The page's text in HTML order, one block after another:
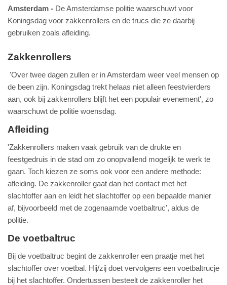
Amsterdam
De Amsterdamse politie waarschuwt voor
Koningsdag voor zakkenrollers en de trucs die ze daarbij
gebruiken zoals afleiding.
Zakkenrollers
'Over twee dagen zullen er in Amsterdam weer veel mensen op
de been zijn. Koningsdag trekt helaas niet alleen feestvierders
aan, ook bij zakkenrollers blijft het een populair evenement', zo
waarschuwt de politie woensdag.
Afleiding
'Zakkenrollers maken vaak gebruik van de drukte en
feestgedruis in de stad om zo onopvallend mogelijk te werk te
gaan. Toch kiezen ze soms ook voor een andere methode:
afleiding. De zakkenroller gaat dan het contact met het
slachtoffer aan en leidt het slachtoffer op een bepaalde manier
af, bijvoorbeeld met de zogenaamde voetbaltruc', aldus de
politie.
De voetbaltruc
Bij de voetbaltruc begint de zakkenroller een praatje met het
slachtoffer over voetbal. Hij/zij doet vervolgens een voetbaltrucje
bij het slachtoffer. Ondertussen besteelt de zakkenroller het